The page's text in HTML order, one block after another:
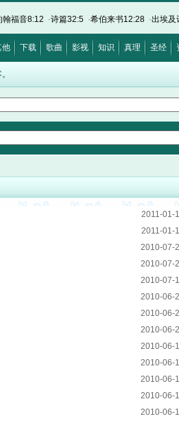
音8:12·诗篇32:5·希伯来书12:28·出埃及记
他 下载 歌曲 影视 知识 真理 圣经
2011-01-
2011-01-
2010-07-
2010-07-
2010-07-
2010-06-
2010-06-
2010-06-
2010-06-
2010-06-
2010-06-
2010-06-
2010-06-